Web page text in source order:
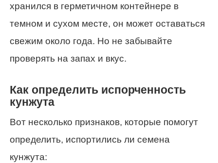
хранился в герметичном контейнере в
темном и сухом месте, он может оставаться
свежим около года. Но не забывайте
проверять на запах и вкус.
Как определить испорченность
кунжута
Вот несколько признаков, которые помогут
определить, испортились ли семена
кунжута: